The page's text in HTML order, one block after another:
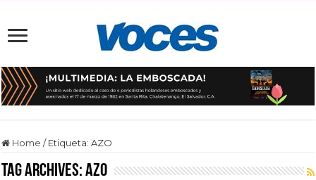
Home / Etiqueta:AZO
Tag Archives:AZO